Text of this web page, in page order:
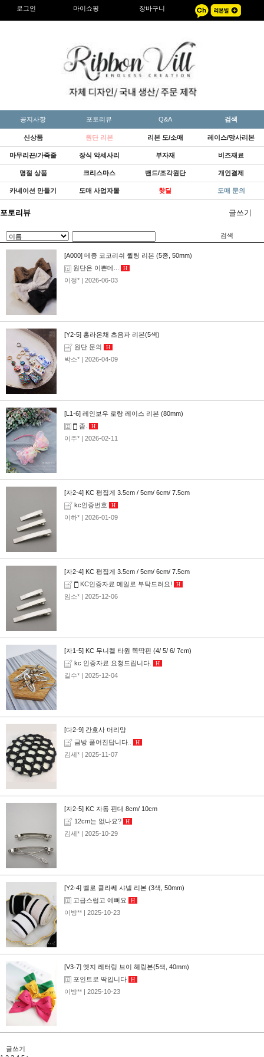
로그인 마이쇼핑 장바구니
공지사항 포토리뷰 Q&A 검색
신상품 원단 리본 리본 도/소매 레이스/망사리본
마무리끈/가죽줄 장식 악세사리 부자재 비즈재료
명절 상품 크리스마스 밴드/조각원단 개인결제
카네이션 만들기 도매 사업자몰 핫딜 도매 문의
포토리뷰 글쓰기
검색
[A000] 메종 코코리쉬 퀼팅 리본 (5종, 50mm)
원단은 이쁜데...
H
이정* | 2026-06-03
[Y2-5] 홍라온채 초음파 리본(5색)
원단 문의
H
박소* | 2026-04-09
[L1-6] 레인보우 로랑 레이스 리본 (80mm)
좀.
H
이주* | 2026-02-11
[자2-4] KC 평집게 3.5cm / 5cm/ 6cm/ 7.5cm
kc인증번호
H
이하* | 2026-01-09
[자2-4] KC 평집게 3.5cm / 5cm/ 6cm/ 7.5cm
KC인증자료 메일로 부탁드려요!
H
임소* | 2025-12-06
[자1-5] KC 무니켈 타원 똑딱핀 (4/ 5/ 6/ 7cm)
kc 인증자료 요청드립니다.
H
길수* | 2025-12-04
[다2-9] 간호사 머리망
금방 풀어진답니다..
H
김세* | 2025-11-07
[자2-5] KC 자동 핀대 8cm/ 10cm
12cm는 없나요?
H
김세* | 2025-10-29
[Y2-4] 벨로 클라쎄 샤넬 리본 (3색, 50mm)
고급스럽고 예뻐요
H
이방** | 2025-10-23
[V3-7] 엣지 레터링 브이 헤링본(5색, 40mm)
포인트로 딱입니다
H
이방** | 2025-10-23
글쓰기